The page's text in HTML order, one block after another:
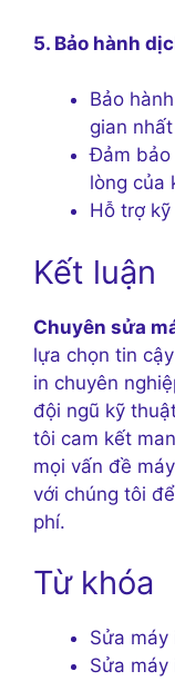
5. Bảo hành
Bảo
gian
Đảm bảo
lòng của
Hỗ trợ
Kết luận
Chuyên sửa
lựa chọn tin
in chuyên
đội ngũ kỹ
tôi cam kết
mọi vấn đề
với chúng tôi
phí.
Từ khóa
Sửa máy
Sửa máy